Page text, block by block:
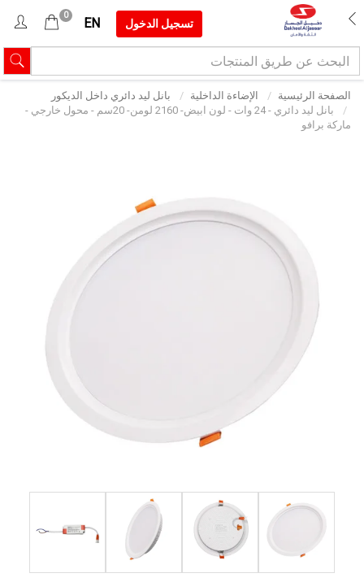
تسجيل الدخول EN
0
الصفحة الرئيسية الإضاءة الداخلية
بانل ليد دائري داخل الديكور
بانل ليد دائري - 24 وات - لون ابيض- 2160 لومن- 20سم - محول خارجي -
ماركة برافو